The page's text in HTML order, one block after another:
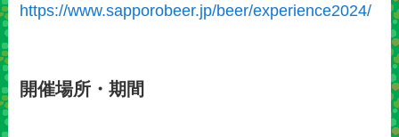
https://www.sapporobeer.jp/beer/experience2024/
開催場所・期間